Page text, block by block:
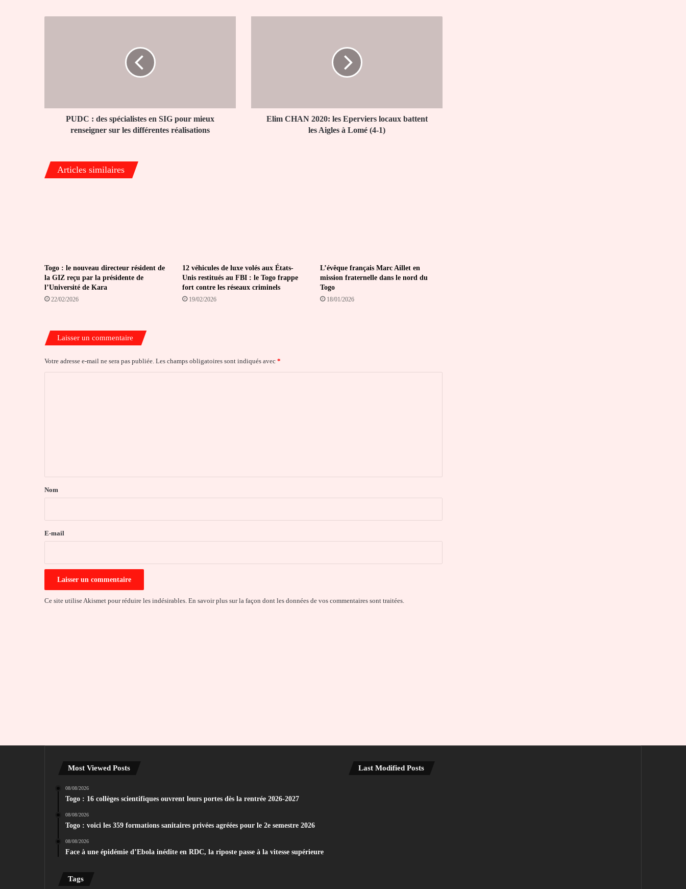
renseigner
PUDC : des spécialistes en SIG pour mieux
renseigner sur les différentes réalisations
Aigles
Elim CHAN 2020: les Eperviers locaux battent
les Aigles à Lomé (4-1)
Articles similaires
Togo : le nouveau directeur résident de
la GIZ reçu par la présidente de
l’Université de Kara
22/02/2026
12 véhicules de luxe volés aux États-
Unis restitués au FBI : le Togo frappe
fort contre les réseaux criminels
19/02/2026
L’évêque français Marc Aillet en
mission fraternelle dans le nord du
Togo
18/01/2026
Laisser un commentaire
Votre adresse e-mail ne sera pas publiée. Les champs obligatoires sont indiqués avec *
a
e
Nom
E-mail
Ce site utilise Akismet pour réduire les indésirables. En savoir plus sur la façon dont les données de vos commentaires sont traitées
Most Viewed Posts
08/08/2026
Togo : 16 collèges scientifiques ouvrent leurs portes dès la rentrée 2026-2027
08/08/2026
Togo : voici les 359 formations sanitaires privées agréées pour le 2e semestre 2026
08/08/2026
Face à une épidémie d’Ebola inédite en RDC, la riposte passe à la vitesse supérieure
Tags
Last Modified Posts